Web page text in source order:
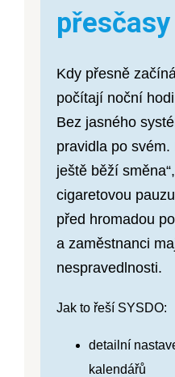
přesčasy
Kdy přesně
počítají noční
Bez jasného
pravidla po svém.
ještě běží
cigaretovou
před hromadou
a zaměstnanci
nespravedlnosti.
Jak to řeší SYSDO:
detailní
kalendářů